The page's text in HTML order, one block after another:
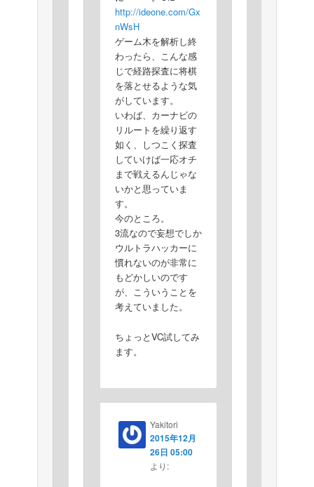
http://ideone.com/Gx
nWsH
ゲーム木を解析し終
わったら、こんな感
じで経路探査に将棋
を落とせるような気
がしています。
いわば、カーナビの
リルートを繰り返す
如く、しつこく探査
していけば一応オチ
まで戦えるんじゃな
いかと思っていま
す。
今のところ。
3流なので妄想でしか
ウルトラハッカーに
慣れないのが非常に
もどかしいのです
が、こういうことを
考えていました。
ちょっとVC試してみ
ます。
Yakitori
2015年12月
26日 05:00
より: